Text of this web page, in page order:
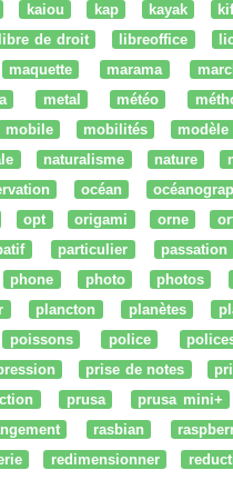
kaiou kap kayak
libre de droit libreoffice
maquette marama
metal météo
mobile mobilités modèle
naturalisme nature
océan
opt origami orne
particulier passation
phone photo photos
plancton planètes
poissons police
prise de notes
prusa prusa mini+
rasbian
redimensionner